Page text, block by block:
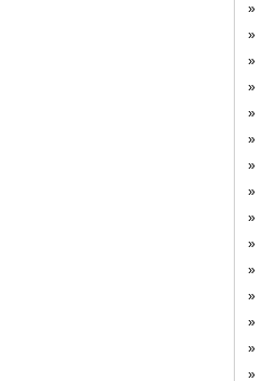
»
»
»
»
»
»
»
»
»
»
»
»
»
»
»